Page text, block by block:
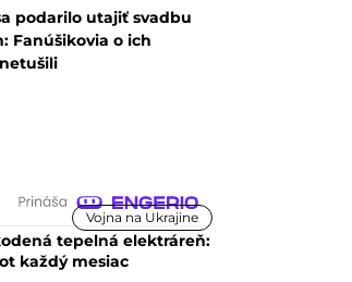
podarilo utajiť svadbu
Fanúšikovia o ich
Vojna na Ukrajine
tepelná elektráreň:
každý mesiac